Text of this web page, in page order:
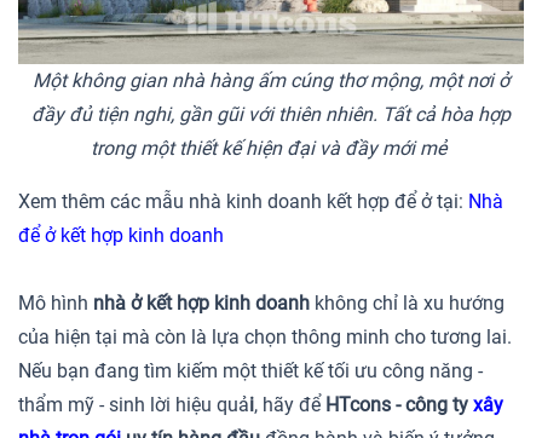
Một không gian nhà hàng ấm cúng thơ mộng, một nơi ở
đầy đủ tiện nghi, gần gũi với thiên nhiên. Tất cả hòa hợp
trong một thiết kế hiện đại và đầy mới mẻ
Xem thêm các mẫu nhà kinh doanh kết hợp để ở tại: Nhà
để ở kết hợp kinh doanh
Mô hình nhà ở kết hợp kinh doanh không chỉ là xu hướng
của hiện tại mà còn là lựa chọn thông minh cho tương lai.
Nếu bạn đang tìm kiếm một thiết kế tối ưu công năng -
thẩm mỹ - sinh lời hiệu quải, hãy để HTcons - công ty xây